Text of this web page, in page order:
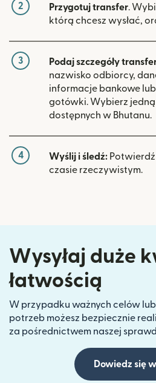
2 Przygotuj transfer.
którą chcesz wysłać,
3 Podaj szczegóły
nazwisko odbiorcy,
informacje bankowe
gotówki. Wybierz jedną
dostępnych w Bhutanu.
4 Wyślij i śledź:
czasie rzeczywistym.
Wysyłaj duże
łatwością
W przypadku ważnych celów
potrzeb możesz bezpiecznie
za pośrednictwem naszej
Dowiedz się